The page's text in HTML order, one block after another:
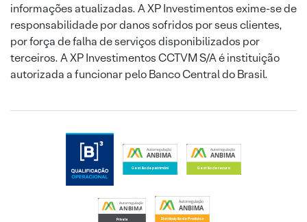
informações atualizadas. A XP Investimentos exime-se de
responsabilidade por danos sofridos por seus clientes,
por força de falha de serviços disponibilizados por
terceiros. A XP Investimentos CCTVM S/A é instituição
autorizada a funcionar pelo Banco Central do Brasil.